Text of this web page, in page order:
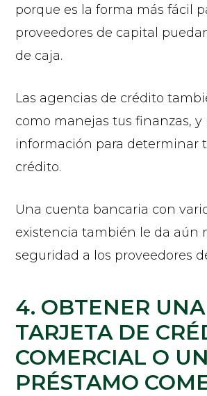
porque es la forma más fácil
proveedores de capital
de caja.
Las agencias de crédito
como manejas tus finanzas, y
información para determinar
crédito.
Una cuenta bancaria con
existencia también le da aún
seguridad a los proveedores
4. OBTENER UNA
TARJETA DE
COMERCIAL O UN
PRÉSTAMO